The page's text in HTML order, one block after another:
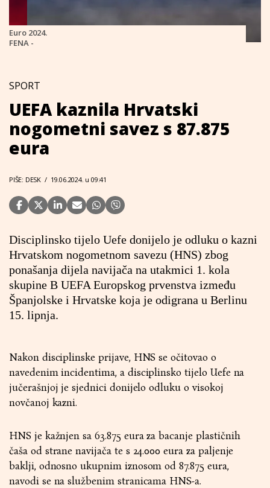
Euro 2024.
FENA -
SPORT
UEFA kaznila Hrvatski
nogometni savez s 87.875
eura
PIŠE: DESK / 19.06.2024. u 09:41
Disciplinsko tijelo Uefe donijelo je odluku o kazni
Hrvatskom nogometnom savezu (HNS) zbog
ponašanja dijela navijača na utakmici 1. kola
skupine B UEFA Europskog prvenstva između
Španjolske i Hrvatske koja je odigrana u Berlinu
15. lipnja.
Nakon disciplinske prijave, HNS se očitovao o
navedenim incidentima, a disciplinsko tijelo Uefe na
jučerašnjoj je sjednici donijelo odluku o visokoj
novčanoj kazni.
HNS je kažnjen sa 63.875 eura za bacanje plastičnih
čaša od strane navijača te s 24.000 eura za paljenje
baklji, odnosno ukupnim iznosom od 87.875 eura,
navodi se na službenim stranicama HNS-a.